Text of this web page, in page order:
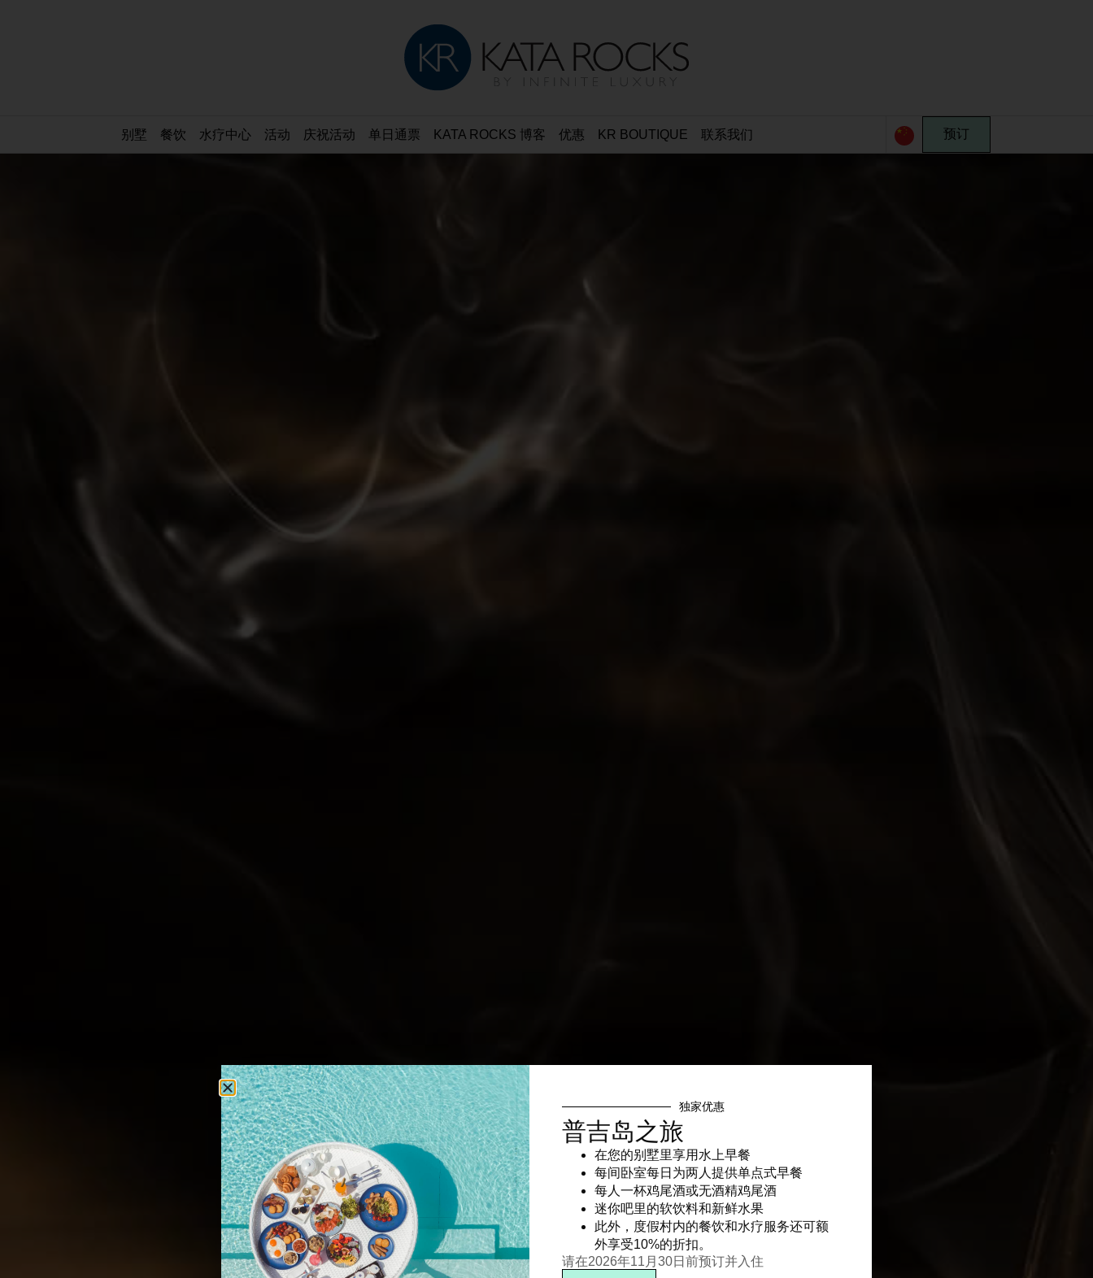
别墅 餐饮 水疗中心 活动 庆祝活动 单日通票 KATA ROCKS 博客 优惠 KR BOUTIQUE 联系我们 预订
独家优惠
普吉岛之旅
在您的别墅里享用水上早餐
每间卧室每日为两人提供单点式早餐
每人一杯鸡尾酒或无酒精鸡尾酒
迷你吧里的软饮料和新鲜水果
此外，度假村内的餐饮和水疗服务还可额
外享受10%的折扣。
请在2026年11月30日前预订并入住